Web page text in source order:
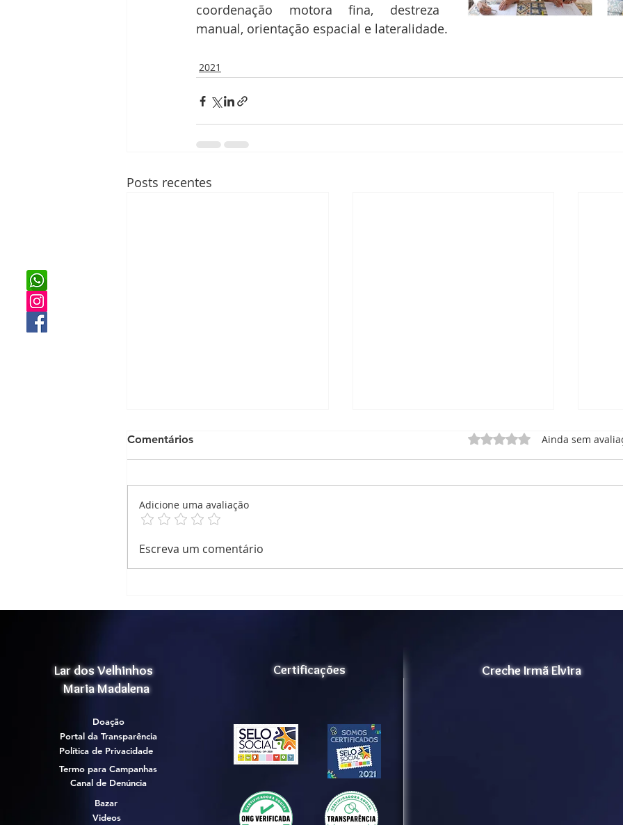
coordenação motora fina, destreza
manual, orientação espacial e lateralidade.
2021
Posts recentes
Nosso Natal ,foi um grande
Comentários Avaliado com 0 de 5
Ainda sem
Adicione uma avaliação
Escreva um comentário
Lar dos Velhinhos
Maria Madalena
Doação
Portal da Transparência
Política de Privacidade
Termo para Campanhas
Canal de Denúncia
Bazar
Videos
Certificações Creche Irmã Elvira